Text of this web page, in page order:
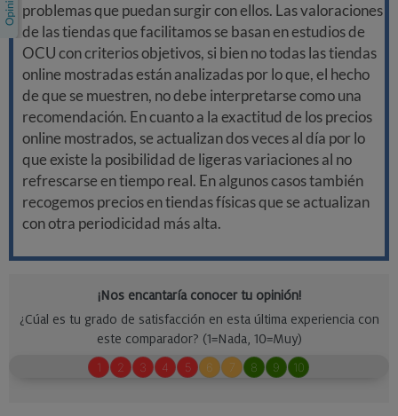
problemas que puedan surgir con ellos. Las valoraciones
de las tiendas que facilitamos se basan en estudios de
OCU con criterios objetivos, si bien no todas las tiendas
online mostradas están analizadas por lo que, el hecho
de que se muestren, no debe interpretarse como una
recomendación. En cuanto a la exactitud de los precios
online mostrados, se actualizan dos veces al día por lo
que existe la posibilidad de ligeras variaciones al no
refrescarse en tiempo real. En algunos casos también
recogemos precios en tiendas físicas que se actualizan
con otra periodicidad más alta.